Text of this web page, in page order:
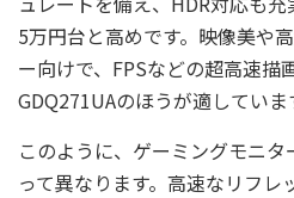
5万円台と高めです。映像美や
ー向けで、FPSなどの超高速描
GDQ271UAのほうが適していま
このように、ゲーミングモニ
って異なります。高速なリフ